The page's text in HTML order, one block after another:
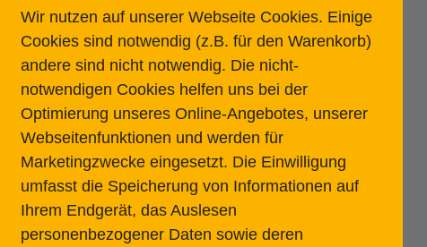
Wir nutzen auf unserer Webseite Cookies. Einige
Cookies sind notwendig (z.B. für den Warenkorb)
andere sind nicht notwendig. Die nicht-
notwendigen Cookies helfen uns bei der
Optimierung unseres Online-Angebotes, unserer
Webseitenfunktionen und werden für
Marketingzwecke eingesetzt. Die Einwilligung
umfasst die Speicherung von Informationen auf
Ihrem Endgerät, das Auslesen
personenbezogener Daten sowie deren